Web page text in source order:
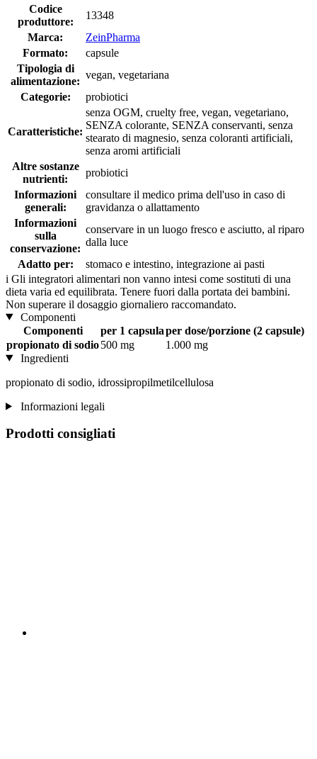
Codice
produttore:
13348
Marca:
ZeinPharma
Formato:
capsule
Tipologia di
alimentazione:
vegan, vegetariana
Categorie:
probiotici
Caratteristiche:
senza OGM, cruelty free, vegan, vegetariano,
SENZA colorante, SENZA conservanti, senza
stearato di magnesio, senza coloranti artificiali,
senza aromi artificiali
Altre sostanze
nutrienti:
probiotici
Informazioni
generali:
consultare il medico prima dell'uso in caso di
gravidanza o allattamento
Informazioni
sulla
conservazione:
conservare in un luogo fresco e asciutto, al riparo
dalla luce
Adatto per:
stomaco e intestino, integrazione ai pasti
i Gli integratori alimentari non vanno intesi come sostituti di una
dieta varia ed equilibrata. Tenere fuori dalla portata dei bambini.
Non superare il dosaggio giornaliero raccomandato.
Componenti
Componenti
per 1 capsulaper dose/porzione (2 capsule)
propionato di sodio500 mg
1.000 mg
Ingredienti
propionato di sodio, idrossipropilmetilcellulosa
Informazioni legali
Prodotti consigliati